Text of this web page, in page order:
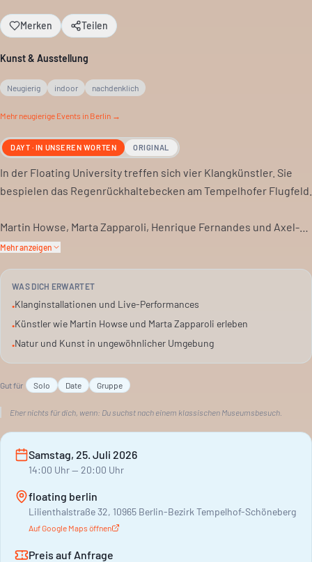
Merken Teilen
Kunst & Ausstellung
Neugierig indoor nachdenklich
Mehr neugierige Events in Berlin →
DAYT · IN UNSEREN WORTEN ORIGINAL
In der Floating University treffen sich vier Klangkünstler. Sie
bespielen das Regenrückhaltebecken am Tempelhofer Flugfeld.
Martin Howse, Marta Zapparoli, Henrique Fernandes und Axel-
Camilla Barratt-Due präsentieren Installationen und Live-
Das Feuchtgebiet, einst vom Menschen geschaffen, erobert
sich seinen Raum zurück. Die Künstler würdigen diese
Mehr anzeigen
WAS DICH ERWARTET
•Klanginstallationen und Live-Performances
•Künstler wie Martin Howse und Marta Zapparoli erleben
•Natur und Kunst in ungewöhnlicher Umgebung
Gut für Solo Date Gruppe
Eher nichts für dich, wenn: Du suchst nach einem klassischen Museumsbesuch.
Samstag, 25. Juli 2026
14:00 Uhr— 20:00 Uhr
floating berlin
Lilienthalstraße 32, 10965 Berlin-Bezirk Tempelhof-Schöneberg
Auf Google Maps öffnen
Preis auf Anfrage